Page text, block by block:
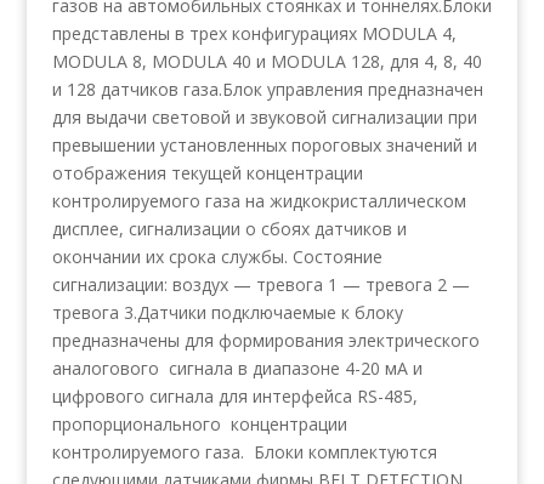
газов на автомобильных стоянках и тоннелях.Блоки
представлены в трех конфигурациях MODULA 4,
MODULA 8, MODULA 40 и MODULA 128, для 4, 8, 40
и 128 датчиков газа.Блок управления предназначен
для выдачи световой и звуковой сигнализации при
превышении установленных пороговых значений и
отображения текущей концентрации
контролируемого газа на жидкокристаллическом
дисплее, сигнализации о сбоях датчиков и
окончании их срока службы. Состояние
сигнализации: воздух — тревога 1 — тревога 2 —
тревога 3.Датчики подключаемые к блоку
предназначены для формирования электрического
аналогового сигнала в диапазоне 4-20 мА и
цифрового сигнала для интерфейса RS-485,
пропорционального концентрации
контролируемого газа. Блоки комплектуются
следующими датчиками фирмы BELT DETECTION